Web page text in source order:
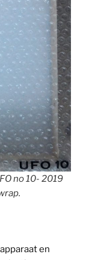
no 10- 2019
en